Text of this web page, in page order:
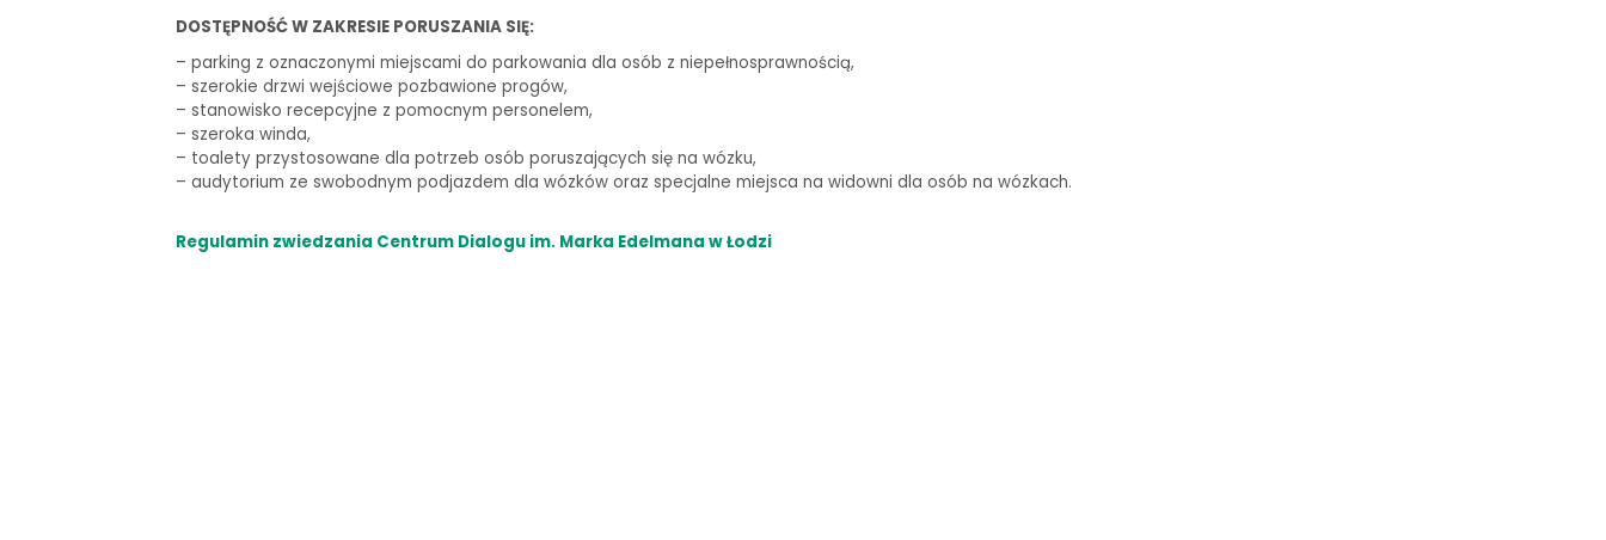
DOSTĘPNOŚĆ W ZAKRESIE PORUSZANIA SIĘ:
– parking z oznaczonymi miejscami do parkowania dla osób z niepełnosprawnością,
– szerokie drzwi wejściowe pozbawione progów,
– stanowisko recepcyjne z pomocnym personelem,
– szeroka winda,
– toalety przystosowane dla potrzeb osób poruszających się na wózku,
– audytorium ze swobodnym podjazdem dla wózków oraz specjalne miejsca na widowni dla osób na wózkach.
Regulamin zwiedzania Centrum Dialogu im. Marka Edelmana w Łodzi